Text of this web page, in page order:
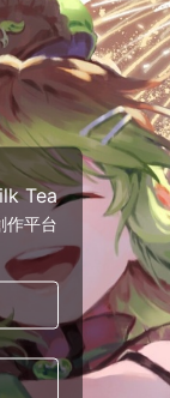
Tea
作平台